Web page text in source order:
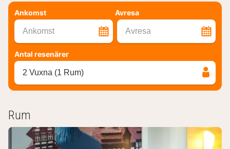
Ankomst Avresa
Ankomst Avresa
Antal resenärer
2 Vuxna (1 Rum)
Rum